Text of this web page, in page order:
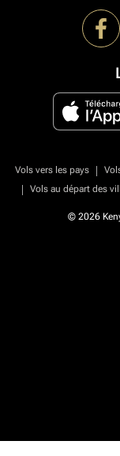
Vols vers les pays |
|
Vols au départ des
© 2026